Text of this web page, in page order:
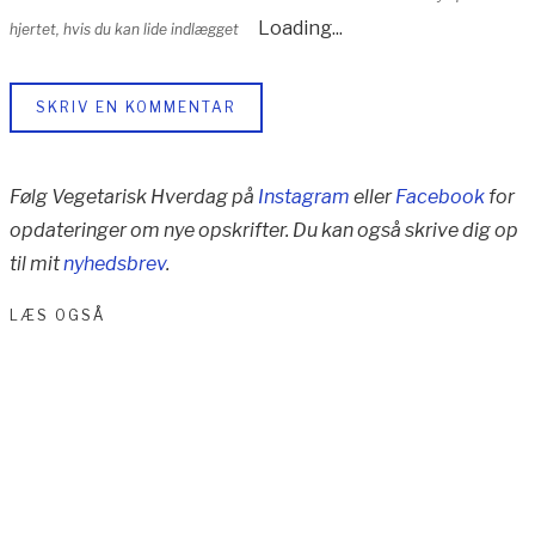
hjertet, hvis du kan lide indlægget
Loading...
SKRIV EN KOMMENTAR
Følg Vegetarisk Hverdag på Instagram ellerFacebook for
opdateringer om nye opskrifter. Du kan også skrive dig op
til mitnyhedsbrev.
LÆS OGSÅ